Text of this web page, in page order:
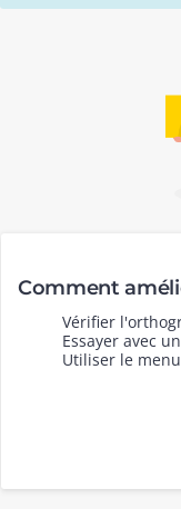
Comment
Vérifier
Essayer avec
Utiliser le